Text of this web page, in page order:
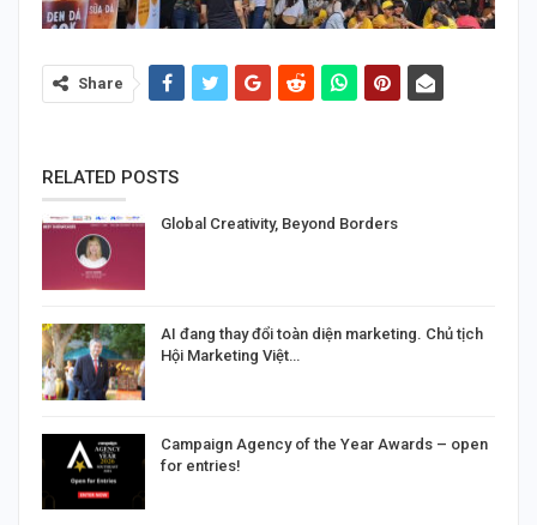
Share
RELATED POSTS
Global Creativity, Beyond Borders
AI đang thay đổi toàn diện marketing. Chủ tịch
Hội Marketing Việt…
Campaign Agency of the Year Awards – open
for entries!